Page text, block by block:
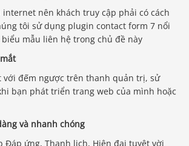
internet nên khách truy cập phải có cách
tôi sử dụng plugin contact form 7 nổi
mẫu liên hệ trong chủ đề này
với đếm ngược trên thanh quản trị, sử
bạn phát triển trang web của mình hoặc
và nhanh chóng
Đáp ứng, Thanh lịch, Hiện đại tuyệt vời